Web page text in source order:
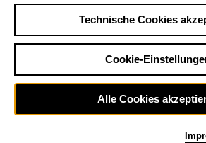
Technische Cookies
Cookie-
Alle Cookies